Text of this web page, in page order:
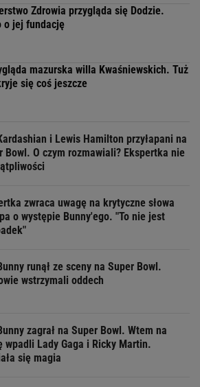
Zdrowia przygląda się Dodzie.
o jej fundację
mazurska willa Kwaśniewskich. Tuż
się coś jeszcze
i Lewis Hamilton przyłapani na
Bowl. O czym rozmawiali? Ekspertka nie
zwraca uwagę na krytyczne słowa
o występie Bunny'ego. "To nie jest
runął ze sceny na Super Bowl.
wstrzymali oddech
zagrał na Super Bowl. Wtem na
wpadli Lady Gaga i Ricky Martin.
się magia